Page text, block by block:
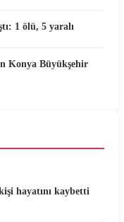
1 ölü, 5 yaralı
Konya Büyükşehir
hayatını kaybetti